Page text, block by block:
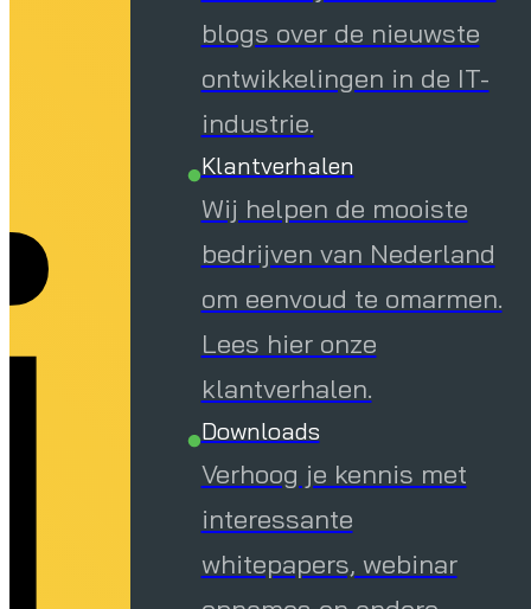
blogs over de nieuwste
ontwikkelingen in de IT-
industrie.
Klantverhalen
Wij helpen de mooiste
bedrijven van Nederland
om eenvoud te omarmen.
Lees hier onze
klantverhalen.
Downloads
Verhoog je kennis met
interessante
whitepapers, webinar